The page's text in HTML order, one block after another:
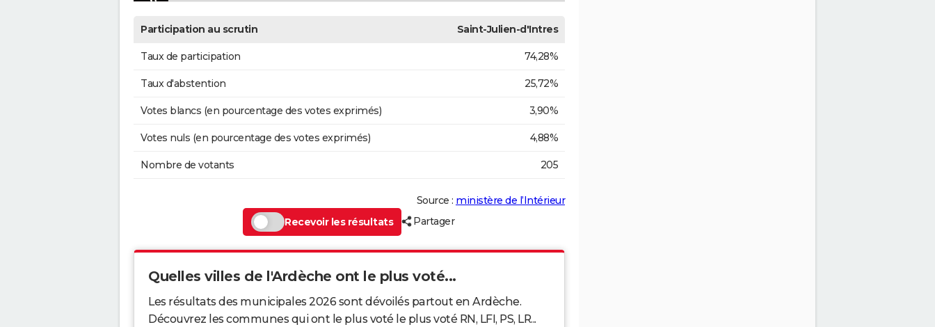
Participation au scrutin Saint-Julien-d'Intres
Taux de participation 74,28%
Taux d'abstention 25,72%
Votes blancs (en pourcentage des votes exprimés) 3,90%
Votes nuls (en pourcentage des votes exprimés) 4,88%
Nombre de votants 205
Source : ministère de l’Intérieur
Recevoir les résultats
Partager
Quelles villes de l'Ardèche ont le plus voté...
Les résultats des municipales 2026 sont dévoilés partout en Ardèche.
Découvrez les communes qui ont le plus voté le plus voté RN, LFI, PS, LR...